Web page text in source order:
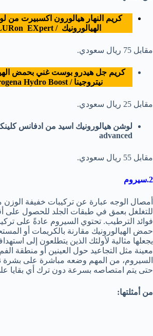
كريم النهار هيالورون اكسبيرت من
الهيالورونيك / HyaLURon EXpert
مقابل 75 ريال سعودي.
كريم جل هيدرو بوست غني بحمض
نيتروجينا / Neutrogena Hydro Boost
مقابل 25 ريال سعودي.
advanced
مقابل 55 ريال سعودي.
2.سيروم
أمصال الوجه عبارة عن تركيبات خفيفة
للتغلغل بعمق في طبقات الجلد للحصول
فوائد الترطيب. تحتوي السيروم عادةً على
حمض الهيالورونيك مقارنة بالكريمات أو
يجعلها مثالية لأولئك الذين يتطلعون إلى
معينة مثل التجاعيد حول العينين أو منطقة
السيروم، من المهم وضعه مباشرة على بشرة
حتى يتم امتصاصه بسرعة دون ترك أي بقايا
من أمثلتها: